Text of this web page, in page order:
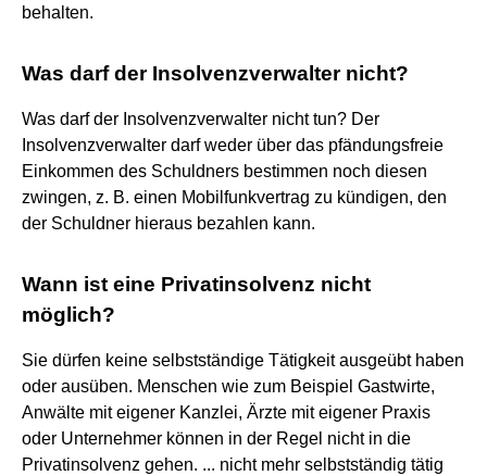
behalten.
Was darf der Insolvenzverwalter nicht?
Was darf der Insolvenzverwalter nicht tun? Der
Insolvenzverwalter darf weder über das pfändungsfreie
Einkommen des Schuldners bestimmen noch diesen
zwingen, z. B. einen Mobilfunkvertrag zu kündigen, den
der Schuldner hieraus bezahlen kann.
Wann ist eine Privatinsolvenz nicht
möglich?
Sie dürfen keine selbstständige Tätigkeit ausgeübt haben
oder ausüben. Menschen wie zum Beispiel Gastwirte,
Anwälte mit eigener Kanzlei, Ärzte mit eigener Praxis
oder Unternehmer können in der Regel nicht in die
Privatinsolvenz gehen. ... nicht mehr selbstständig tätig